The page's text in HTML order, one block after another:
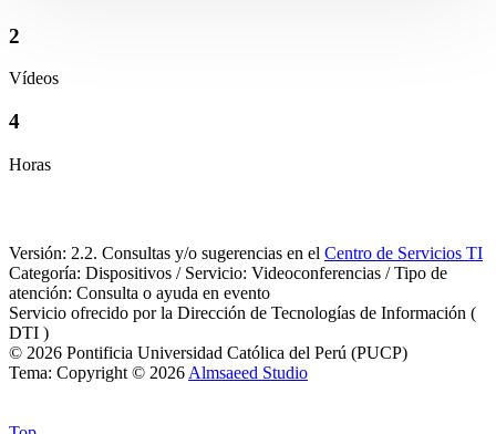
2
Vídeos
4
Horas
Versión: 2.2. Consultas y/o sugerencias en el Centro de Servicios TI
Categoría: Dispositivos / Servicio: Videoconferencias / Tipo de
atención: Consulta o ayuda en evento
Servicio ofrecido por la Dirección de Tecnologías de Información (
DTI )
© 2026 Pontificia Universidad Católica del Perú (PUCP)
Tema: Copyright © 2026 Almsaeed Studio